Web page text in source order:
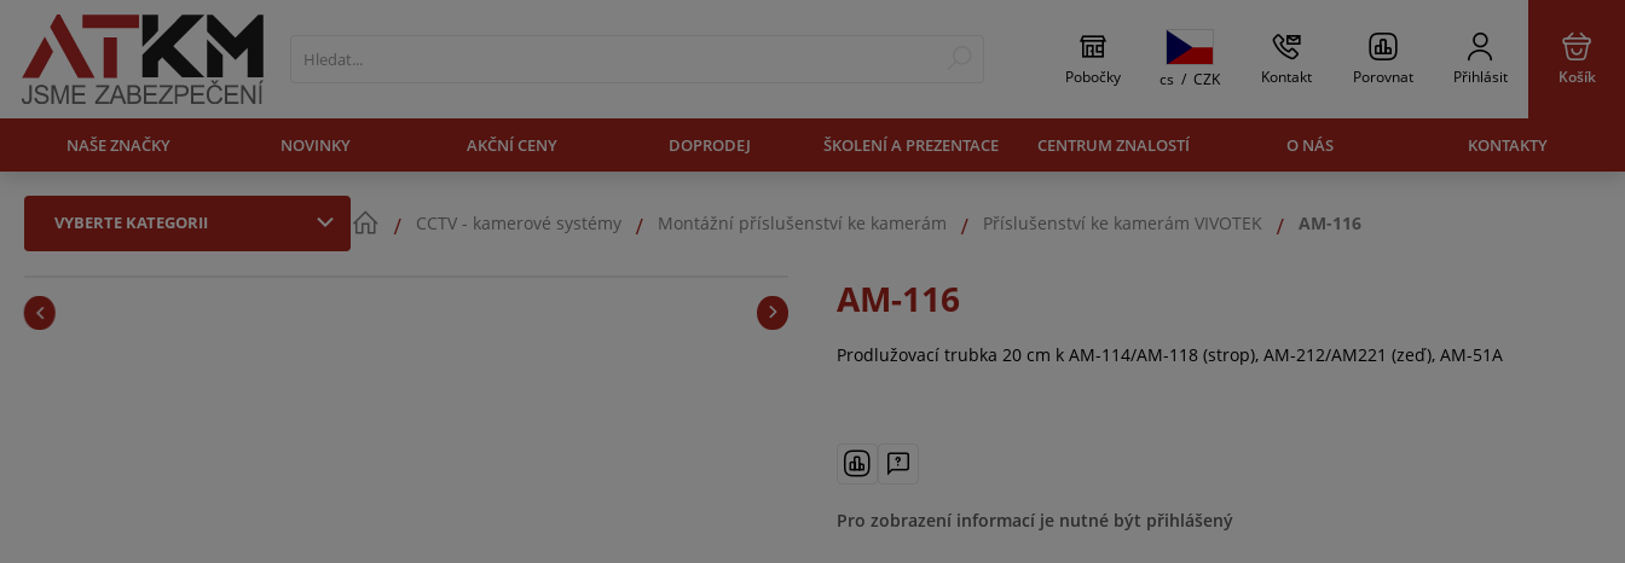
Pobočky cs / CZK Kontakt Porovnat Přihlásit Košík
NAŠE ZNAČKY NOVINKY AKČNÍ CENY DOPRODEJ ŠKOLENÍ A PREZENTACE CENTRUM ZNALOSTÍ O NÁS KONTAKTY
VYBERTE KATEGORII CCTV - kamerové systémy Montážní příslušenství ke kamerám Příslušenství ke kamerám VIVOTEK AM-116
AM-116
Prodlužovací trubka 20 cm k AM-114/AM-118 (strop), AM-212/AM221 (zeď), AM-51A
Pro zobrazení informací je nutné být přihlášený